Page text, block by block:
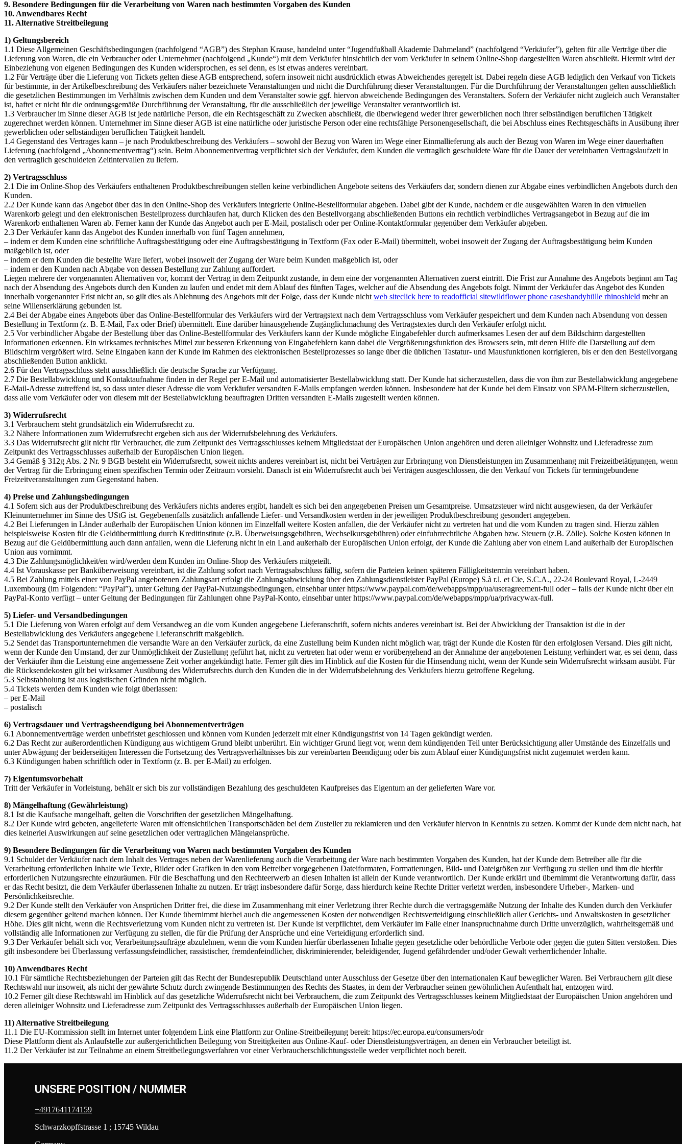
9. Besondere Bedingungen für die Verarbeitung von Waren nach bestimmten Vorgaben des Kunden
10. Anwendbares Recht
11. Alternative Streitbeilegung
1) Geltungsbereich
1.1 Diese Allgemeinen Geschäftsbedingungen (nachfolgend “AGB”) des Stephan Krause, handelnd unter “Jugendfußball Akademie Dahmeland” (nachfolgend “Verkäufer”), gelten für alle Verträge über die
Lieferung von Waren, die ein Verbraucher oder Unternehmer (nachfolgend „Kunde“) mit dem Verkäufer hinsichtlich der vom Verkäufer in seinem Online-Shop dargestellten Waren abschließt. Hiermit wird der
Einbeziehung von eigenen Bedingungen des Kunden widersprochen, es sei denn, es ist etwas anderes vereinbart.
1.2 Für Verträge über die Lieferung von Tickets gelten diese AGB entsprechend, sofern insoweit nicht ausdrücklich etwas Abweichendes geregelt ist. Dabei regeln diese AGB lediglich den Verkauf von Tickets
für bestimmte, in der Artikelbeschreibung des Verkäufers näher bezeichnete Veranstaltungen und nicht die Durchführung dieser Veranstaltungen. Für die Durchführung der Veranstaltungen gelten ausschließlich
die gesetzlichen Bestimmungen im Verhältnis zwischen dem Kunden und dem Veranstalter sowie ggf. hiervon abweichende Bedingungen des Veranstalters. Sofern der Verkäufer nicht zugleich auch Veranstalter
ist, haftet er nicht für die ordnungsgemäße Durchführung der Veranstaltung, für die ausschließlich der jeweilige Veranstalter verantwortlich ist.
1.3 Verbraucher im Sinne dieser AGB ist jede natürliche Person, die ein Rechtsgeschäft zu Zwecken abschließt, die überwiegend weder ihrer gewerblichen noch ihrer selbständigen beruflichen Tätigkeit
zugerechnet werden können. Unternehmer im Sinne dieser AGB ist eine natürliche oder juristische Person oder eine rechtsfähige Personengesellschaft, die bei Abschluss eines Rechtsgeschäfts in Ausübung ihrer
gewerblichen oder selbständigen beruflichen Tätigkeit handelt.
1.4 Gegenstand des Vertrages kann – je nach Produktbeschreibung des Verkäufers – sowohl der Bezug von Waren im Wege einer Einmallieferung als auch der Bezug von Waren im Wege einer dauerhaften
Lieferung (nachfolgend „Abonnementvertrag“) sein. Beim Abonnementvertrag verpflichtet sich der Verkäufer, dem Kunden die vertraglich geschuldete Ware für die Dauer der vereinbarten Vertragslaufzeit in
den vertraglich geschuldeten Zeitintervallen zu liefern.
2) Vertragsschluss
2.1 Die im Online-Shop des Verkäufers enthaltenen Produktbeschreibungen stellen keine verbindlichen Angebote seitens des Verkäufers dar, sondern dienen zur Abgabe eines verbindlichen Angebots durch den
Kunden.
2.2 Der Kunde kann das Angebot über das in den Online-Shop des Verkäufers integrierte Online-Bestellformular abgeben. Dabei gibt der Kunde, nachdem er die ausgewählten Waren in den virtuellen
Warenkorb gelegt und den elektronischen Bestellprozess durchlaufen hat, durch Klicken des den Bestellvorgang abschließenden Buttons ein rechtlich verbindliches Vertragsangebot in Bezug auf die im
Warenkorb enthaltenen Waren ab. Ferner kann der Kunde das Angebot auch per E-Mail, postalisch oder per Online-Kontaktformular gegenüber dem Verkäufer abgeben.
2.3 Der Verkäufer kann das Angebot des Kunden innerhalb von fünf Tagen annehmen,
– indem er dem Kunden eine schriftliche Auftragsbestätigung oder eine Auftragsbestätigung in Textform (Fax oder E-Mail) übermittelt, wobei insoweit der Zugang der Auftragsbestätigung beim Kunden
maßgeblich ist, oder
– indem er dem Kunden die bestellte Ware liefert, wobei insoweit der Zugang der Ware beim Kunden maßgeblich ist, oder
– indem er den Kunden nach Abgabe von dessen Bestellung zur Zahlung auffordert.
Liegen mehrere der vorgenannten Alternativen vor, kommt der Vertrag in dem Zeitpunkt zustande, in dem eine der vorgenannten Alternativen zuerst eintritt. Die Frist zur Annahme des Angebots beginnt am Tag
nach der Absendung des Angebots durch den Kunden zu laufen und endet mit dem Ablauf des fünften Tages, welcher auf die Absendung des Angebots folgt. Nimmt der Verkäufer das Angebot des Kunden
innerhalb vorgenannter Frist nicht an, so gilt dies als Ablehnung des Angebots mit der Folge, dass der Kunde nicht web siteclick here to readofficial sitewildflower phone caseshandyhülle rhinoshield mehr an
seine Willenserklärung gebunden ist.
2.4 Bei der Abgabe eines Angebots über das Online-Bestellformular des Verkäufers wird der Vertragstext nach dem Vertragsschluss vom Verkäufer gespeichert und dem Kunden nach Absendung von dessen
Bestellung in Textform (z. B. E-Mail, Fax oder Brief) übermittelt. Eine darüber hinausgehende Zugänglichmachung des Vertragstextes durch den Verkäufer erfolgt nicht.
2.5 Vor verbindlicher Abgabe der Bestellung über das Online-Bestellformular des Verkäufers kann der Kunde mögliche Eingabefehler durch aufmerksames Lesen der auf dem Bildschirm dargestellten
Informationen erkennen. Ein wirksames technisches Mittel zur besseren Erkennung von Eingabefehlern kann dabei die Vergrößerungsfunktion des Browsers sein, mit deren Hilfe die Darstellung auf dem
Bildschirm vergrößert wird. Seine Eingaben kann der Kunde im Rahmen des elektronischen Bestellprozesses so lange über die üblichen Tastatur- und Mausfunktionen korrigieren, bis er den den Bestellvorgang
abschließenden Button anklickt.
2.6 Für den Vertragsschluss steht ausschließlich die deutsche Sprache zur Verfügung.
2.7 Die Bestellabwicklung und Kontaktaufnahme finden in der Regel per E-Mail und automatisierter Bestellabwicklung statt. Der Kunde hat sicherzustellen, dass die von ihm zur Bestellabwicklung angegebene
E-Mail-Adresse zutreffend ist, so dass unter dieser Adresse die vom Verkäufer versandten E-Mails empfangen werden können. Insbesondere hat der Kunde bei dem Einsatz von SPAM-Filtern sicherzustellen,
dass alle vom Verkäufer oder von diesem mit der Bestellabwicklung beauftragten Dritten versandten E-Mails zugestellt werden können.
3) Widerrufsrecht
3.1 Verbrauchern steht grundsätzlich ein Widerrufsrecht zu.
3.2 Nähere Informationen zum Widerrufsrecht ergeben sich aus der Widerrufsbelehrung des Verkäufers.
3.3 Das Widerrufsrecht gilt nicht für Verbraucher, die zum Zeitpunkt des Vertragsschlusses keinem Mitgliedstaat der Europäischen Union angehören und deren alleiniger Wohnsitz und Lieferadresse zum
Zeitpunkt des Vertragsschlusses außerhalb der Europäischen Union liegen.
3.4 Gemäß § 312g Abs. 2 Nr. 9 BGB besteht ein Widerrufsrecht, soweit nichts anderes vereinbart ist, nicht bei Verträgen zur Erbringung von Dienstleistungen im Zusammenhang mit Freizeitbetätigungen, wenn
der Vertrag für die Erbringung einen spezifischen Termin oder Zeitraum vorsieht. Danach ist ein Widerrufsrecht auch bei Verträgen ausgeschlossen, die den Verkauf von Tickets für termingebundene
Freizeitveranstaltungen zum Gegenstand haben.
4) Preise und Zahlungsbedingungen
4.1 Sofern sich aus der Produktbeschreibung des Verkäufers nichts anderes ergibt, handelt es sich bei den angegebenen Preisen um Gesamtpreise. Umsatzsteuer wird nicht ausgewiesen, da der Verkäufer
Kleinunternehmer im Sinne des UStG ist. Gegebenenfalls zusätzlich anfallende Liefer- und Versandkosten werden in der jeweiligen Produktbeschreibung gesondert angegeben.
4.2 Bei Lieferungen in Länder außerhalb der Europäischen Union können im Einzelfall weitere Kosten anfallen, die der Verkäufer nicht zu vertreten hat und die vom Kunden zu tragen sind. Hierzu zählen
beispielsweise Kosten für die Geldübermittlung durch Kreditinstitute (z.B. Überweisungsgebühren, Wechselkursgebühren) oder einfuhrrechtliche Abgaben bzw. Steuern (z.B. Zölle). Solche Kosten können in
Bezug auf die Geldübermittlung auch dann anfallen, wenn die Lieferung nicht in ein Land außerhalb der Europäischen Union erfolgt, der Kunde die Zahlung aber von einem Land außerhalb der Europäischen
Union aus vornimmt.
4.3 Die Zahlungsmöglichkeit/en wird/werden dem Kunden im Online-Shop des Verkäufers mitgeteilt.
4.4 Ist Vorauskasse per Banküberweisung vereinbart, ist die Zahlung sofort nach Vertragsabschluss fällig, sofern die Parteien keinen späteren Fälligkeitstermin vereinbart haben.
4.5 Bei Zahlung mittels einer von PayPal angebotenen Zahlungsart erfolgt die Zahlungsabwicklung über den Zahlungsdienstleister PayPal (Europe) S.à r.l. et Cie, S.C.A., 22-24 Boulevard Royal, L-2449
Luxembourg (im Folgenden: “PayPal”), unter Geltung der PayPal-Nutzungsbedingungen, einsehbar unter https://www.paypal.com/de/webapps/mpp/ua/useragreement-full oder – falls der Kunde nicht über ein
PayPal-Konto verfügt – unter Geltung der Bedingungen für Zahlungen ohne PayPal-Konto, einsehbar unter https://www.paypal.com/de/webapps/mpp/ua/privacywax-full.
5) Liefer- und Versandbedingungen
5.1 Die Lieferung von Waren erfolgt auf dem Versandweg an die vom Kunden angegebene Lieferanschrift, sofern nichts anderes vereinbart ist. Bei der Abwicklung der Transaktion ist die in der
Bestellabwicklung des Verkäufers angegebene Lieferanschrift maßgeblich.
5.2 Sendet das Transportunternehmen die versandte Ware an den Verkäufer zurück, da eine Zustellung beim Kunden nicht möglich war, trägt der Kunde die Kosten für den erfolglosen Versand. Dies gilt nicht,
wenn der Kunde den Umstand, der zur Unmöglichkeit der Zustellung geführt hat, nicht zu vertreten hat oder wenn er vorübergehend an der Annahme der angebotenen Leistung verhindert war, es sei denn, dass
der Verkäufer ihm die Leistung eine angemessene Zeit vorher angekündigt hatte. Ferner gilt dies im Hinblick auf die Kosten für die Hinsendung nicht, wenn der Kunde sein Widerrufsrecht wirksam ausübt. Für
die Rücksendekosten gilt bei wirksamer Ausübung des Widerrufsrechts durch den Kunden die in der Widerrufsbelehrung des Verkäufers hierzu getroffene Regelung.
5.3 Selbstabholung ist aus logistischen Gründen nicht möglich.
5.4 Tickets werden dem Kunden wie folgt überlassen:
– per E-Mail
– postalisch
6) Vertragsdauer und Vertragsbeendigung bei Abonnementverträgen
6.1 Abonnementverträge werden unbefristet geschlossen und können vom Kunden jederzeit mit einer Kündigungsfrist von 14 Tagen gekündigt werden.
6.2 Das Recht zur außerordentlichen Kündigung aus wichtigem Grund bleibt unberührt. Ein wichtiger Grund liegt vor, wenn dem kündigenden Teil unter Berücksichtigung aller Umstände des Einzelfalls und
unter Abwägung der beiderseitigen Interessen die Fortsetzung des Vertragsverhältnisses bis zur vereinbarten Beendigung oder bis zum Ablauf einer Kündigungsfrist nicht zugemutet werden kann.
6.3 Kündigungen haben schriftlich oder in Textform (z. B. per E-Mail) zu erfolgen.
7) Eigentumsvorbehalt
Tritt der Verkäufer in Vorleistung, behält er sich bis zur vollständigen Bezahlung des geschuldeten Kaufpreises das Eigentum an der gelieferten Ware vor.
8) Mängelhaftung (Gewährleistung)
8.1 Ist die Kaufsache mangelhaft, gelten die Vorschriften der gesetzlichen Mängelhaftung.
8.2 Der Kunde wird gebeten, angelieferte Waren mit offensichtlichen Transportschäden bei dem Zusteller zu reklamieren und den Verkäufer hiervon in Kenntnis zu setzen. Kommt der Kunde dem nicht nach, hat
dies keinerlei Auswirkungen auf seine gesetzlichen oder vertraglichen Mängelansprüche.
9) Besondere Bedingungen für die Verarbeitung von Waren nach bestimmten Vorgaben des Kunden
9.1 Schuldet der Verkäufer nach dem Inhalt des Vertrages neben der Warenlieferung auch die Verarbeitung der Ware nach bestimmten Vorgaben des Kunden, hat der Kunde dem Betreiber alle für die
Verarbeitung erforderlichen Inhalte wie Texte, Bilder oder Grafiken in den vom Betreiber vorgegebenen Dateiformaten, Formatierungen, Bild- und Dateigrößen zur Verfügung zu stellen und ihm die hierfür
erforderlichen Nutzungsrechte einzuräumen. Für die Beschaffung und den Rechteerwerb an diesen Inhalten ist allein der Kunde verantwortlich. Der Kunde erklärt und übernimmt die Verantwortung dafür, dass
er das Recht besitzt, die dem Verkäufer überlassenen Inhalte zu nutzen. Er trägt insbesondere dafür Sorge, dass hierdurch keine Rechte Dritter verletzt werden, insbesondere Urheber-, Marken- und
Persönlichkeitsrechte.
9.2 Der Kunde stellt den Verkäufer von Ansprüchen Dritter frei, die diese im Zusammenhang mit einer Verletzung ihrer Rechte durch die vertragsgemäße Nutzung der Inhalte des Kunden durch den Verkäufer
diesem gegenüber geltend machen können. Der Kunde übernimmt hierbei auch die angemessenen Kosten der notwendigen Rechtsverteidigung einschließlich aller Gerichts- und Anwaltskosten in gesetzlicher
Höhe. Dies gilt nicht, wenn die Rechtsverletzung vom Kunden nicht zu vertreten ist. Der Kunde ist verpflichtet, dem Verkäufer im Falle einer Inanspruchnahme durch Dritte unverzüglich, wahrheitsgemäß und
vollständig alle Informationen zur Verfügung zu stellen, die für die Prüfung der Ansprüche und eine Verteidigung erforderlich sind.
9.3 Der Verkäufer behält sich vor, Verarbeitungsaufträge abzulehnen, wenn die vom Kunden hierfür überlassenen Inhalte gegen gesetzliche oder behördliche Verbote oder gegen die guten Sitten verstoßen. Dies
gilt insbesondere bei Überlassung verfassungsfeindlicher, rassistischer, fremdenfeindlicher, diskriminierender, beleidigender, Jugend gefährdender und/oder Gewalt verherrlichender Inhalte.
10) Anwendbares Recht
10.1 Für sämtliche Rechtsbeziehungen der Parteien gilt das Recht der Bundesrepublik Deutschland unter Ausschluss der Gesetze über den internationalen Kauf beweglicher Waren. Bei Verbrauchern gilt diese
Rechtswahl nur insoweit, als nicht der gewährte Schutz durch zwingende Bestimmungen des Rechts des Staates, in dem der Verbraucher seinen gewöhnlichen Aufenthalt hat, entzogen wird.
10.2 Ferner gilt diese Rechtswahl im Hinblick auf das gesetzliche Widerrufsrecht nicht bei Verbrauchern, die zum Zeitpunkt des Vertragsschlusses keinem Mitgliedstaat der Europäischen Union angehören und
deren alleiniger Wohnsitz und Lieferadresse zum Zeitpunkt des Vertragsschlusses außerhalb der Europäischen Union liegen.
11) Alternative Streitbeilegung
11.1 Die EU-Kommission stellt im Internet unter folgendem Link eine Plattform zur Online-Streitbeilegung bereit: https://ec.europa.eu/consumers/odr
Diese Plattform dient als Anlaufstelle zur außergerichtlichen Beilegung von Streitigkeiten aus Online-Kauf- oder Dienstleistungsverträgen, an denen ein Verbraucher beteiligt ist.
11.2 Der Verkäufer ist zur Teilnahme an einem Streitbeilegungsverfahren vor einer Verbraucherschlichtungsstelle weder verpflichtet noch bereit.
UNSERE POSITION / NUMMER
+4917641174159
Schwarzkopffstrasse 1 ; 15745 Wildau